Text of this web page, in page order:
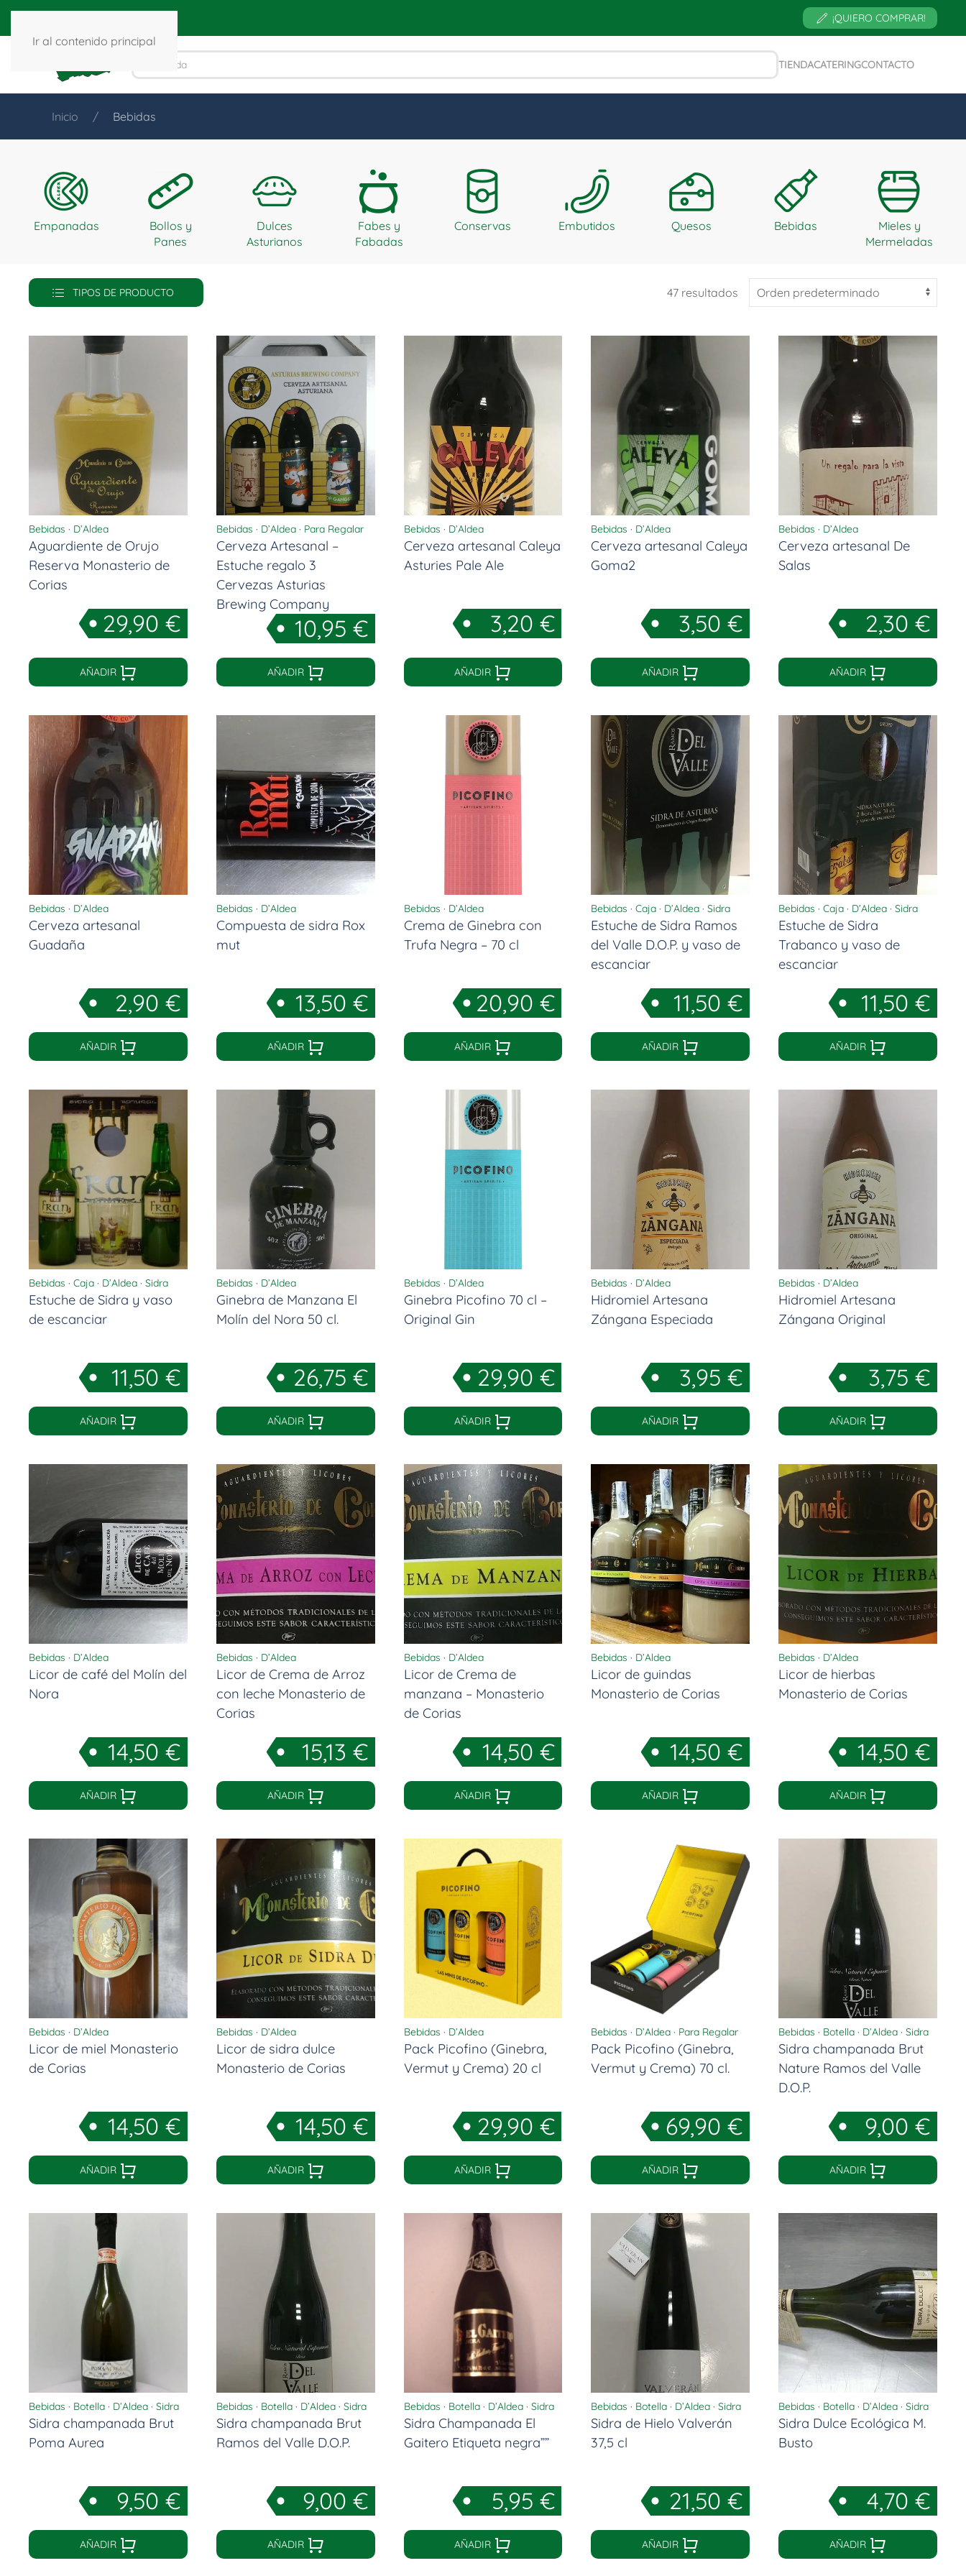
Ir al contenido principal
¡QUIERO COMPRAR!
TIENDACATERINGCONTACTO
Inicio Bebidas
Empanadas
Bollos y
Panes
Dulces
Asturianos
Fabes y
Fabadas
Conservas Embutidos Quesos Bebidas
Mieles y
Mermeladas
TIPOS DE PRODUCTO 47 resultados
Bebidas · D’Aldea
Aguardiente de Orujo
Reserva Monasterio de
Corias
29,90 €
AÑADIR
Bebidas · D’Aldea· Para Regalar
Cerveza Artesanal –
Estuche regalo 3
Cervezas Asturias
Brewing Company
10,95 €
AÑADIR
Bebidas · D’Aldea
Cerveza artesanal Caleya
Asturies Pale Ale
3,20€
AÑADIR
Bebidas · D’Aldea
Cerveza artesanal Caleya
Goma2
3,50€
AÑADIR
Bebidas · D’Aldea
Cerveza artesanal De
Salas
2,30 €
AÑADIR
Bebidas · D’Aldea
Cerveza artesanal
Guadaña
2,90 €
AÑADIR
Bebidas · D’Aldea
Compuesta de sidra Rox
mut
13,50 €
AÑADIR
Bebidas · D’Aldea
Crema de Ginebra con
Trufa Negra – 70 cl
20,90€
AÑADIR
Bebidas ·Caja · D’Aldea ·Sidra
Estuche de Sidra Ramos
del Valle D.O.P. y vaso de
escanciar
11,50€
AÑADIR
Bebidas ·Caja · D’Aldea ·Sidra
Estuche de Sidra
Trabanco y vaso de
escanciar
11,50 €
AÑADIR
Bebidas · Caja · D’Aldea · Sidra
Estuche de Sidra y vaso
de escanciar
11,50 €
AÑADIR
Bebidas · D’Aldea
Ginebra de Manzana El
Molín del Nora 50 cl.
26,75 €
AÑADIR
Bebidas · D’Aldea
Ginebra Picofino 70 cl –
Original Gin
29,90€
AÑADIR
Bebidas · D’Aldea
Hidromiel Artesana
Zángana Especiada
3,95€
AÑADIR
Bebidas · D’Aldea
Hidromiel Artesana
Zángana Original
3,75 €
AÑADIR
Bebidas · D’Aldea
Licor de café del Molín del
Nora
14,50 €
AÑADIR
Bebidas · D’Aldea
Licor de Crema de Arroz
con leche Monasterio de
Corias
15,13 €
AÑADIR
Bebidas · D’Aldea
Licor de Crema de
manzana – Monasterio
de Corias
14,50€
AÑADIR
Bebidas · D’Aldea
Licor de guindas
Monasterio de Corias
14,50€
AÑADIR
Bebidas · D’Aldea
Licor de hierbas
Monasterio de Corias
14,50 €
AÑADIR
Bebidas · D’Aldea
Licor de miel Monasterio
de Corias
14,50 €
AÑADIR
Bebidas · D’Aldea
Licor de sidra dulce
Monasterio de Corias
14,50 €
AÑADIR
Bebidas · D’Aldea
Pack Picofino (Ginebra,
Vermut y Crema) 20 cl
29,90€
AÑADIR
Bebidas · D’Aldea · Para Regalar
Pack Picofino (Ginebra,
Vermut y Crema) 70 cl.
69,90€
AÑADIR
Bebidas · Botella · D’Aldea ·Sidra
Sidra champanada Brut
Nature Ramos del Valle
D.O.P.
9,00 €
AÑADIR
Bebidas · Botella · D’Aldea · Sidra
Sidra champanada Brut
Poma Aurea
9,50 €
AÑADIR
Bebidas · Botella· D’Aldea· Sidra
Sidra champanada Brut
Ramos del Valle D.O.P.
9,00 €
AÑADIR
Bebidas · Botella· D’Aldea· Sidra
Sidra Champanada El
Gaitero Etiqueta negra””
5,95€
AÑADIR
Bebidas · Botella · D’Aldea ·Sidra
Sidra de Hielo Valverán
37,5 cl
21,50€
AÑADIR
Bebidas · Botella · D’Aldea ·Sidra
Sidra Dulce Ecológica M.
Busto
4,70 €
AÑADIR